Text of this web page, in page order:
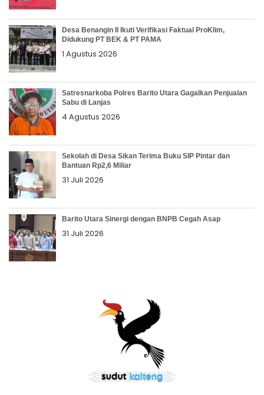
Desa Benangin II Ikuti Verifikasi Faktual ProKlim,
Didukung PT BEK & PT PAMA
1 Agustus 2026
Satresnarkoba Polres Barito Utara Gagalkan Penjualan
Sabu di Lanjas
4 Agustus 2026
Sekolah di Desa Sikan Terima Buku SIP Pintar dan
Bantuan Rp2,6 Miliar
31 Juli 2026
Barito Utara Sinergi dengan BNPB Cegah Asap
31 Juli 2026